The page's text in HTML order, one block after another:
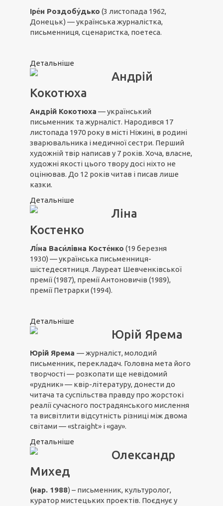
Іре́н Роздобу́дько (3 листопада 1962,
Донецьк) — українська журналістка,
письменниця, сценаристка, поетеса.
Детальніше
Андрій
Кокотюха
Андрій Кокотюха — український
письменник та журналіст. Народився 17
листопада 1970 року в місті Ніжині, в родині
зварювальника і медичної сестри. Перший
художній твір написав у 7 років. Хоча, власне,
художні якості цього твору досі ніхто не
оцінював. До 12 років читав і писав лише
казки.
Детальніше
Ліна
Костенко
Лі́на Васи́лівна Косте́нко (19 березня
1930) — українська письменниця-
шістедесятниця. Лауреат Шевченківської
премії (1987), премії Антоновичів (1989),
премії Петрарки (1994).
Детальніше
Юрій Ярема
Юрій Ярема — журналіст, молодий
письменник, перекладач. Головна мета його
творчості — розкопати ще невідомий
«рудник» — квір-літературу, донести до
читача та суспільства правду про жорстокі
реалії сучасного пострадянського мислення
та висвітлити відсутність різниці між двома
світами — «straight» і «gay».
Детальніше
Олександр
Михед
(нар. 1988) – письменник, культуролог,
куратор мистецьких проектів. Поєднує у